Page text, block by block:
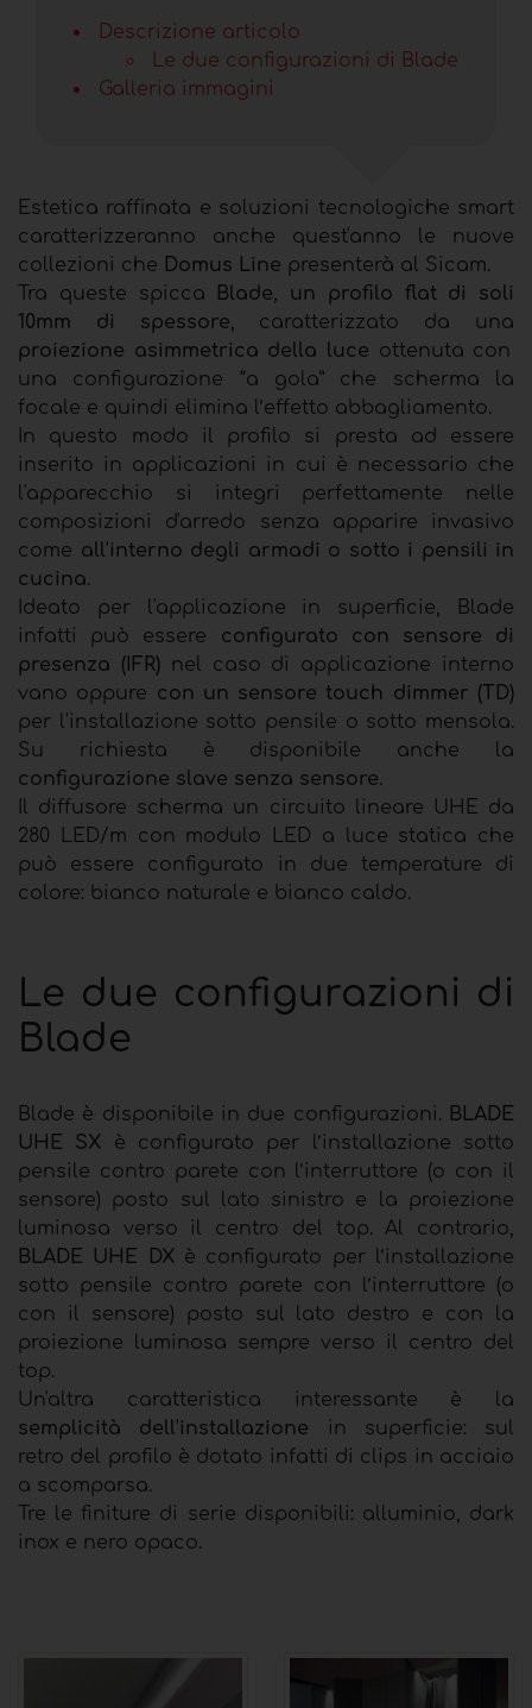
Descrizione articolo
Le due configurazioni di Blade
Galleria immagini
Estetica raffinata e soluzioni tecnologiche smart
caratterizzeranno anche quest'anno le nuove
collezioni che Domus Line presenterà al Sicam.
Tra queste spicca
Blade, un profilo flat di soli
10mm di spessore, caratterizzato da una
proiezione asimmetrica della luce ottenuta con
una configurazione “a gola” che scherma la
focale e quindi elimina l’effetto abbagliamento.
In questo modo il profilo si presta ad essere
inserito in applicazioni in cui è necessario che
l'apparecchio si integri perfettamente nelle
composizioni d'arredo senza apparire invasivo
come all'interno degli armadi o sotto i pensili in
cucina.
Ideato per l'applicazione in superficie, Blade
infatti può essere configurato con sensore di
presenza (IFR)nel caso di applicazione interno
vano oppure con un sensore touch dimmer (TD)
per l'installazione sotto pensile o sotto mensola.
Su richiesta è disponibile anche la
configurazione slave senza sensore.
Il diffusore scherma un circuito lineare UHE da
280 LED/m con modulo LED a luce statica che
può essere configurato in due temperature di
colore: bianco naturale e bianco caldo.
Le due configurazioni di
Blade
Blade è disponibile in due configurazioni. BLADE
UHE SX è configurato per l’installazione sotto
pensile contro parete con l’interruttore (o con il
sensore) posto sul lato sinistro e la proiezione
luminosa verso il centro del top. Al contrario,
BLADE UHE DX è configurato per l’installazione
sotto pensile contro parete con l’interruttore (o
con il sensore) posto sul lato destro e con la
proiezione luminosa sempre verso il centro del
top.
Un'altra caratteristica interessante è la
semplicità dell'installazione in superficie: sul
retro del profilo è dotato infatti di clips in acciaio
a scomparsa.
Tre le finiture di serie disponibili: alluminio, dark
inox e nero opaco.